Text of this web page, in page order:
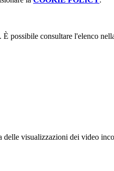
possibile consultare l'elenco
delle visualizzazioni dei video